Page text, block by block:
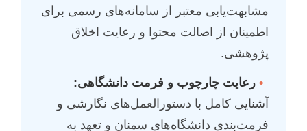
مشابهت‌یابی معتبر از سامانه‌های رسمی برای
اطمینان از اصالت محتوا و رعایت اخلاق
پژوهشی.
• رعایت چارچوب و فرمت دانشگاهی:
آشنایی کامل با دستورالعمل‌های نگارشی و
فرمت‌بندی دانشگاه‌های سمنان و تعهد به